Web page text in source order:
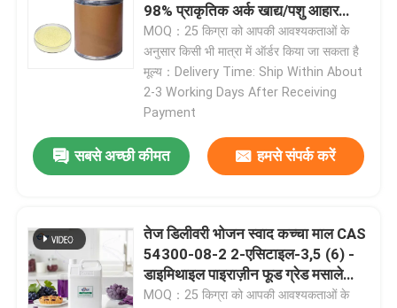
सूखे पाउडर को फ्रीज करें
प्राकृतिक वजन घटाने की सामग्री
प्राकृतिक रंगद्रव्य
स्वास्थ्य देखभाल उत्पाद
98% प्राकृतिक अर्क खाद्य/पशु आहार
स्वीटनर एडिटिव फाइन पाउडर के लिए नए
स्टॉक में
MOQ：25 किग्रा को आपकी आवश्यकताओं के
अनुसार किसी भी मात्रा में ऑर्डर किया जा सकता है
मूल्य：Delivery Time: Ship Within About
2-3 Working Days After Receiving
Payment
सबसे अच्छी कीमत हमसे संपर्क करें
तेज डिलीवरी भोजन स्वाद कच्चा माल CAS
54300-08-2 2-एसिटाइल-3,5 (6) -
डाइमिथाइल पाइराज़ीन फूड ग्रेड मसाले
तैयार स्वाद
MOQ：25 किग्रा को आपकी आवश्यकताओं के